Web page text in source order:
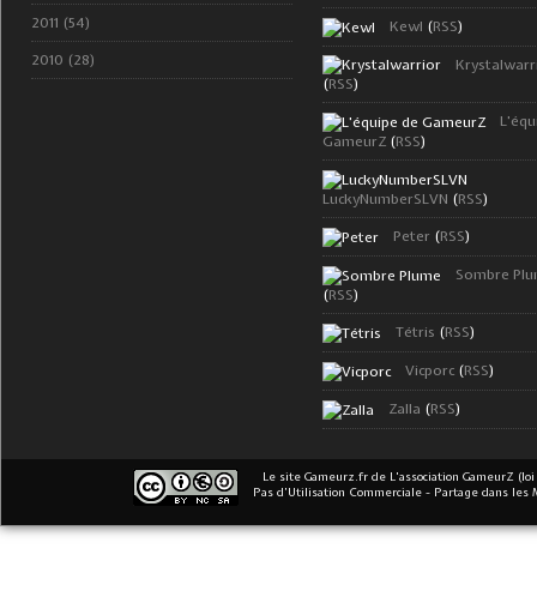
2011 (54)
2010 (28)
Kewl (RSS)
(RSS)
GameurZ (RSS)
LuckyNumberSLVN (RSS)
Peter (RSS)
Sombre
(RSS)
Tétris (RSS)
Vicporc (RSS)
Zalla (RSS)
Le site Gameurz.fr de L'association GameurZ (loi
Pas d’Utilisation Commerciale - Partage dans